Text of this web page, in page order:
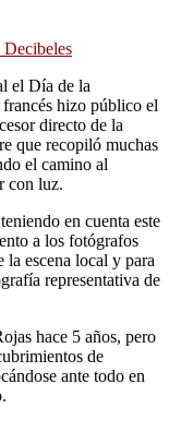
Decibeles
el Día de la
hizo público el
directo de la
que recopiló muchas
el camino al
con luz.
teniendo en cuenta este
a los fotógrafos
la escena local y para
representativa de
hace 5 años, pero
de
ante todo en